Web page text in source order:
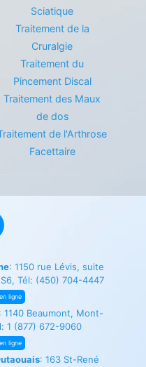
Sciatique
Traitement de la
Cruralgie
Traitement du
Pincement Discal
Traitement des Maux
de dos
de l'Arthrose
Facettaire
: 1150 rue Lévis, suite
Tél: (450) 704-4447
ligne
: 1140 Beaumont, Mont-
1 (877) 672-9060
ligne
: 163 St-René